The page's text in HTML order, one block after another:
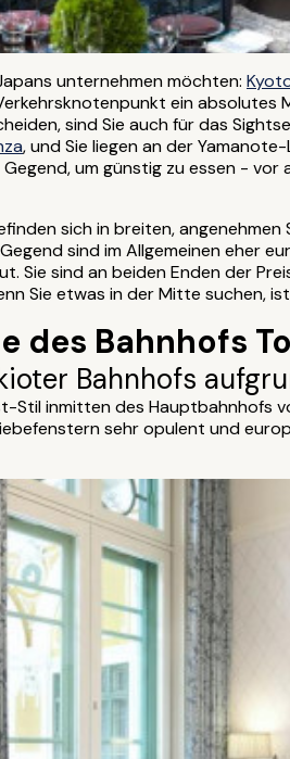
unternehmen möchten:
ein absolutes
sind Sie auch für das
, und Sie liegen an der
um günstig zu essen - vor
sich in breiten,
sind im Allgemeinen eher
Sie sind an beiden Enden der
Sie etwas in der Mitte suchen,
des Bahnhofs
Bahnhofs
inmitten des Hauptbahnhofs
sehr opulent und